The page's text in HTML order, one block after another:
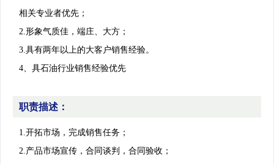
会员产权成果
学术论道撷英
团体会员招聘
相关专业者优先；
2.形象气质佳，端庄、大方；
3.具有两年以上的大客户销售经验。
4、具石油行业销售经验优先
职责描述：
1.开拓市场，完成销售任务；
2.产品市场宣传，合同谈判，合同验收；